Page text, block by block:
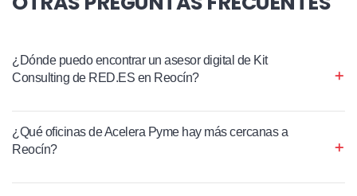
¿Dónde puedo encontrar un asesor digital de Kit
Consulting de RED.ES en Reocín?
¿Qué oficinas de Acelera Pyme hay más cercanas a
Reocín?